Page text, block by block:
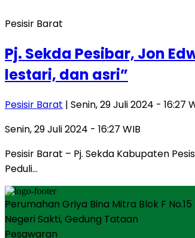
Pesisir Barat
Pj. Sekda Pesibar, Jon
lestari, dan asri”
Pesisir Barat | Senin, 29 Juli 2024 - 16:27
Senin, 29 Juli 2024 - 16:27 WIB
Pesisir Barat – Pj. Sekda Kabupaten
Peduli…
Perumahan Griya Bina Mitra Blok F No.15
Negeri Sakti, Gedung Tataan
Pesawaran